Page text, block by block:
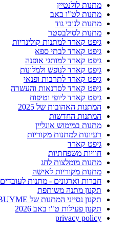
מתנות לולנטיין
מתנות לט"ו באב
מתנות לנובי גוד
מתנות לסילבסטר
גיפט קארד למתנות קולינריות
גיפט קארד לבתי ספא
גיפט קארד למותגי אופנה
גיפט קארד לנופש ולמלונות
גיפט קארד לתרבות ופנאי
גיפט קארד לסדנאות והעשרה
גיפט קארד ליופי וטיפוח
המתנות האהובות של 2025
המתנות החדשות
מתנות במימוש אונליין
רעיונות למתנות מקוריות
גיפט קארד
חוויות משפחתיות
מתנות מומלצות לחג
מתנות מקוריות לאישה
חברות וארגונים - מתנות לעובדים
תקנון מתנה משותפת
תקנון נסייני המתנות של BUYME
תקנון פעילות ט"ו באב 2026
privacy policy